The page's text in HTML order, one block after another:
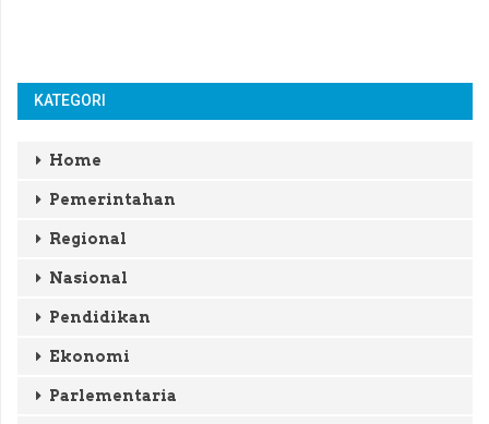
KATEGORI
Home
Pemerintahan
Regional
Nasional
Pendidikan
Ekonomi
Parlementaria